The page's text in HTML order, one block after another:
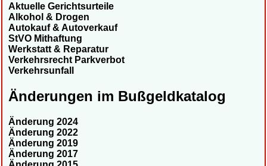
Aktuelle Gerichtsurteile
Alkohol & Drogen
Autokauf & Autoverkauf
StVO Mithaftung
Werkstatt & Reparatur
Verkehrsrecht Parkverbot
Verkehrsunfall
Änderungen im Bußgeldkatalog
Änderung 2024
Änderung 2022
Änderung 2019
Änderung 2017